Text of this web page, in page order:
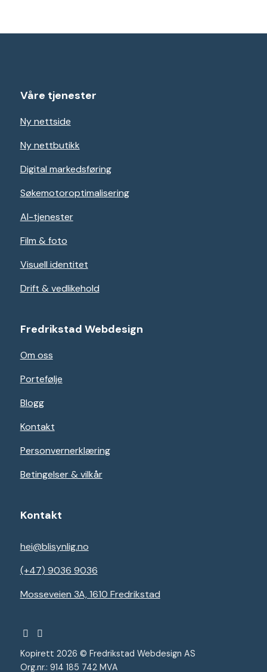
Våre tjenester
Ny nettside
Ny nettbutikk
Digital markedsføring
Søkemotoroptimalisering
AI-tjenester
Film & foto
Visuell identitet
Drift & vedlikehold
Fredrikstad Webdesign
Om oss
Portefølje
Blogg
Kontakt
Personvernerklæring
Betingelser & vilkår
Kontakt
hei@blisynlig.no
(+47) 9036 9036
Mosseveien 3A, 1610 Fredrikstad
Kopirett 2026 © Fredrikstad Webdesign AS
Org.nr.: 914 185 742 MVA